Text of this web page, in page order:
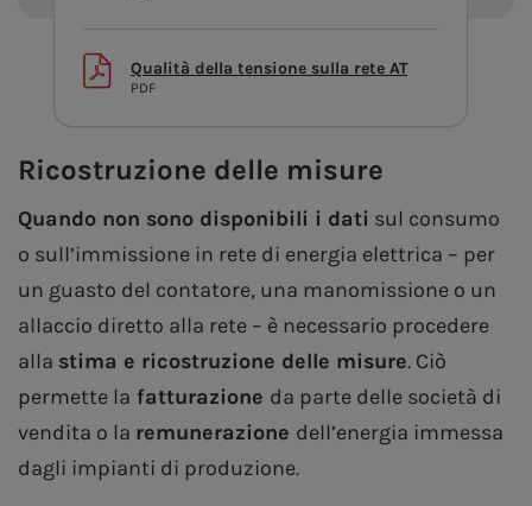
Qualità della tensione sulla rete AT
PDF
Ricostruzione delle misure
Quando non sono disponibili i dati sul consumo
o sull’immissione in rete di energia elettrica – per
un guasto del contatore, una manomissione o un
allaccio diretto alla rete – è necessario procedere
alla stima e ricostruzione delle misure. Ciò
permette la fatturazione da parte delle società di
vendita o la remunerazione dell’energia immessa
dagli impianti di produzione.